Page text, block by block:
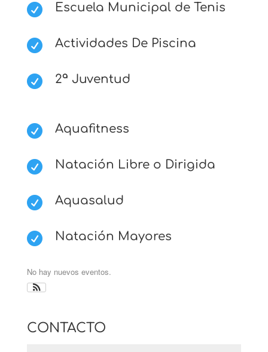
 Escuela Municipal de Tenis
 Actividades De Piscina
 2ª Juventud
 Aquafitness
 Natación Libre o Dirigida
 Aquasalud
 Natación Mayores
No hay nuevos eventos.
CONTACTO
12:00 am